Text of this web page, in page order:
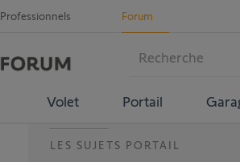
Professionnels Forum
Volet Portail
LES SUJETS PORTAIL